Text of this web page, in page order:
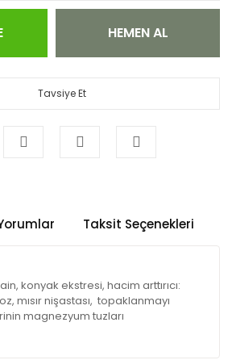
HEMEN AL
Tavsiye Et
Taksit Seçenekleri
konyak ekstresi, hacim arttırıcı:
mısır nişastası, topaklanmayı
magnezyum tuzları